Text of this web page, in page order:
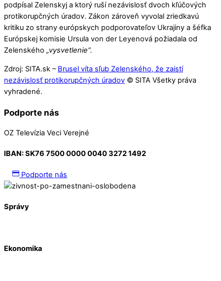
podpísal Zelenskyj a ktorý ruší nezávislosť dvoch kľúčových
protikorupčných úradov. Zákon zároveň vyvolal zriedkavú
kritiku zo strany európskych podporovateľov Ukrajiny a šéfka
Európskej komisie Ursula von der Leyenová požiadala od
Zelenského „vysvetlenie“.
Zdroj: SITA.sk – Brusel víta sľub Zelenského, že zaistí
nezávislosť protikorupčných úradov © SITA Všetky práva
vyhradené.
Podporte nás
OZ Televízia Veci Verejné
IBAN:SK76 7500 0000 0040 3272 1492
Podporte nás
Správy
Ekonomika